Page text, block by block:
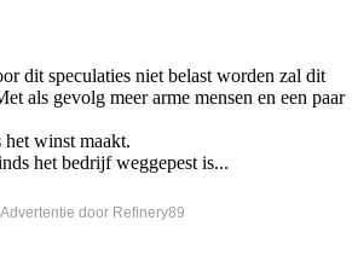
dit speculaties niet belast worden zal dit
als gevolg meer arme mensen en een paar
het winst maakt.
het bedrijf weggepest is...
door Refinery89